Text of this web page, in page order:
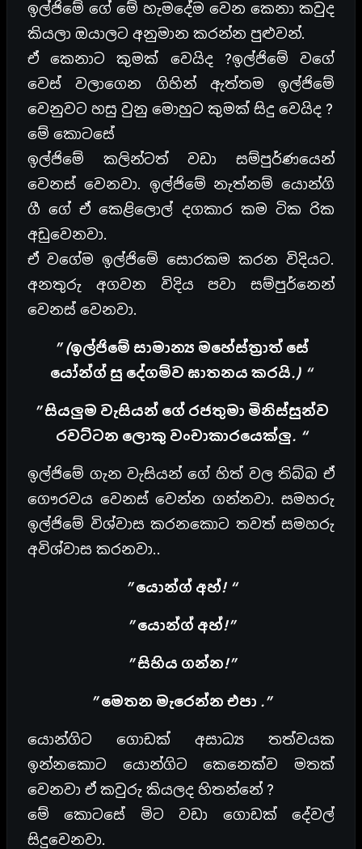
ඉල්ජිමේ ගේ මේ හැමදේම වෙන කෙනා කවුද
කියලා ඔයාලට අනුමාන කරන්න පුළුවන්.
ඒ කෙනාට කුමක් වෙයිද ?ඉල්ජිමේ වගේ
වෙස් වලාගෙන ගිහින් ඇත්තම ඉල්ජිමේ
වෙනුවට හසු වුනු මොහුට කුමක් සිදු වෙයිද ?
මේ කොටසේ
ඉල්ජිමේ කලින්ටත් වඩා සම්පුර්ණයෙන්
වෙනස් වෙනවා. ඉල්ජිමේ නැත්නම් යොන්ගි
ගී ගේ ඒ කෙළිලොල් දගකාර කම ටික රික
අඩුවෙනවා.
ඒ වගේම ඉල්ජිමේ සොරකම කරන විදියට.
අනතුරු අගවන විදිය පවා සම්පුර්නෙන්
වෙනස් වෙනවා.
” (ඉල්ජිමේ සාමාන්‍ය මහේස්ත්‍රාත් සේ
යෝන්ග් සු දේගම්ව ඝාතනය කරයි.) “
” සියලුම වැසියන් ගේ රජතුමා මිනිස්සුන්ව
රවට්ටන ලොකු වංචාකාරයෙක්ලු. “
ඉල්ජිමේ ගැන වැසියන් ගේ හිත් වල තිබ්බ ඒ
ගෞරවය වෙනස් වෙන්න ගන්නවා. සමහරු
ඉල්ජිමේ විශ්වාස කරනකොට තවත් සමහරු
අවිශ්වාස කරනවා..
” යොන්ග් අහ්! “
” යොන්ග් අහ්!”
” සිහිය ගන්න!”
” මෙතන මැරෙන්න එපා .”
යොන්ගිට ගොඩක් අසාධ්‍ය තත්වයක
ඉන්නකොට යොන්ගිට කෙනෙක්ව මතක්
වෙනවා ඒ කවුරු කියලද හිතන්නේ ?
මේ කොටසේ මිට වඩා ගොඩක් දේවල්
සිදුවෙනවා.